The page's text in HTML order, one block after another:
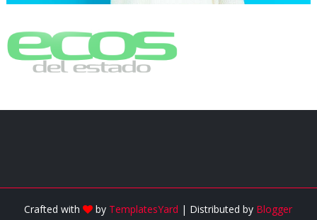
Crafted with by TemplatesYard | Distributed by Blogger